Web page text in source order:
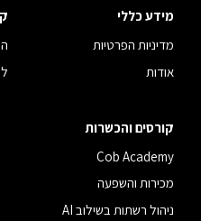
מידע כללי
מדיניות הפרטיות
אודות
קורסים והכשרות
Cob Academy
מכירות והשפעה
ניהול רשתות בשילוב AI